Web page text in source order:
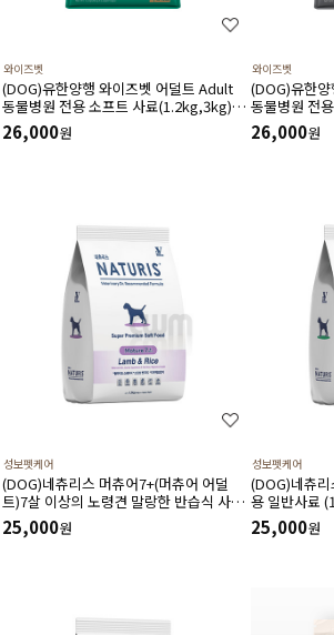
와이즈벳
(DOG)유한양행 와이즈벳 어덜트 Adult
동물병원 전용 소프트 사료(1.2kg,3kg)
성견에게 필요한 영양소 피모관리 세포노
화예방 기능성 성분함유
26,000원
와이즈벳
(DOG)유한
동물병원 전
노령견에게
절건강 관리
26,000원
성보펫케어
(DOG)네츄리스 머츄어7+(머츄어 어덜
트)7살 이상의 노령견 말랑한 반습식 사료
(1.2kg,3kg)
25,000원
성보펫케어
(DOG)네츄
용 일반사료
25,000원